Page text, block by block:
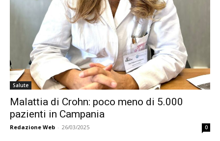
Salute
Malattia di Crohn: poco meno di 5.000
pazienti in Campania
Redazione Web - 26/03/2025 0